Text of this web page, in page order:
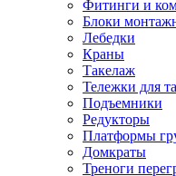
Фитинги и
Блоки
Лебедки
Краны
Такелаж
Тележки для
Подъемники
Редукторы
Платформы
Домкраты
Треноги